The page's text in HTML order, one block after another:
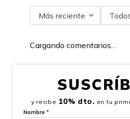
Más reciente
Cargando comentarios…
y recibe 10% dto. en tu
Nombre *